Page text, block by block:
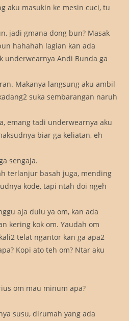
aku masukin ke mesin cuci, tu
jadi gmana dong bun? Masak
hahahah lagian kan ada
underwearnya Andi Bunda ga
Makanya langsung aku ambil
suka sembarangan naruh
emang tadi underwearnya aku
biar ga keliatan, eh
sengaja.
terlanjur basah juga, mending
kode, tapi ntah doi ngeh
aja dulu ya om, kan ada
kering kok om. Yaudah om
telat ngantor kan ga apa2
Kopi ato teh om? Ntar aku
om mau minum apa?
susu, dirumah yang ada